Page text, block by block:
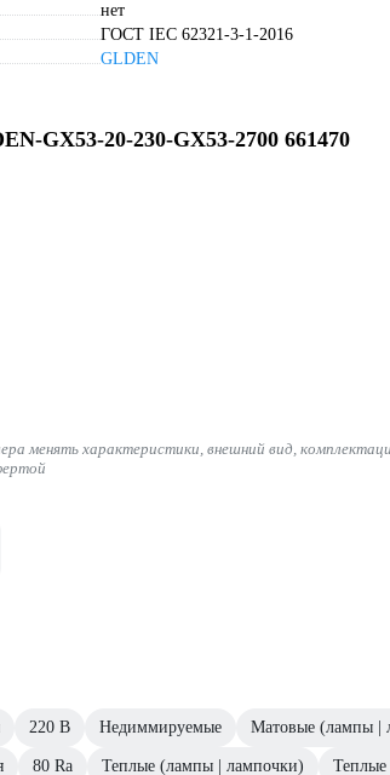
нет
ГОСТ IEC 62321-3-1-2016
GLDEN
GX53-20-230-GX53-2700 661470
менять характеристики, внешний вид,
220 В Недиммируемые Матовые (лампы |
80 Ra Теплые (лампы | лампочки) Теплые